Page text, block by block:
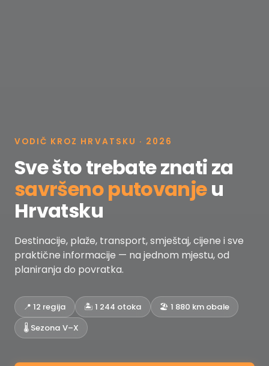
VODIČ KROZ HRVATSKU · 2026
Sve što trebate znati za
savršeno putovanjeu
Hrvatsku
Destinacije, plaže, transport, smještaj, cijene i sve
praktične informacije — na jednom mjestu, od
planiranja do povratka.
📍 12 regija 🏝️ 1 244 otoka
🏖️ 1 880 km obale
🌡️ Sezona V–X